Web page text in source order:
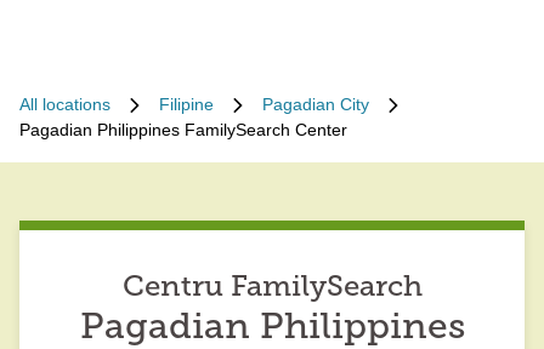
All locations Filipine
Pagadian City
Pagadian Philippines FamilySearch Center
Centru FamilySearch
Pagadian Philippines